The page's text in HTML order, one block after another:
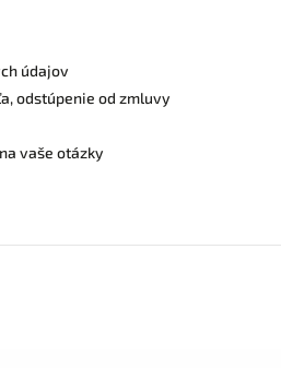
údajov
odstúpenie od zmluvy
vaše otázky